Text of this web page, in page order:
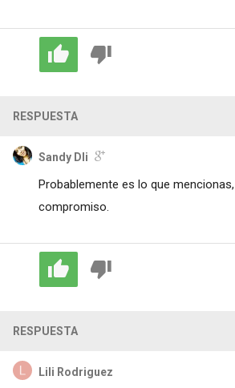
RESPUESTA
Sandy Dli
Probablemente es lo que
compromiso.
RESPUESTA
Lili Rodriguez